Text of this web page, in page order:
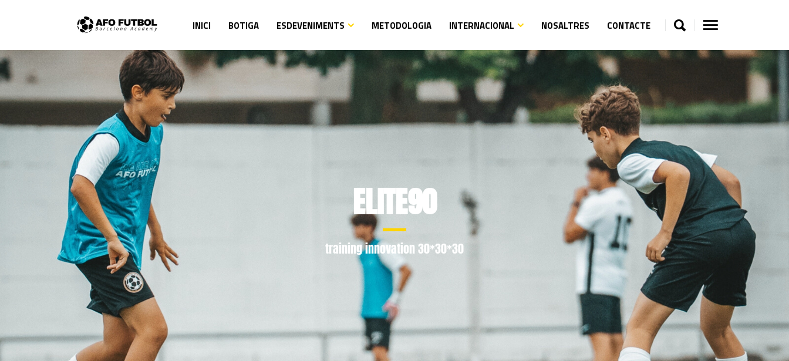
INICI BOTIGA ESDEVENIMENTS METODOLOGIA INTERNACIONAL NOSALTRES CONTACTE
ELITE90
training innovation 30*30*30